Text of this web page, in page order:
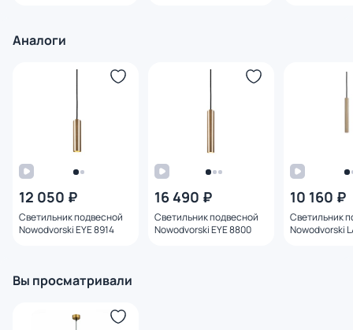
Аналоги
12 050 ₽
Светильник подвесной
Nowodvorski EYE 8914
16 490 ₽
Светильник подвесной
Nowodvorski EYE 8800
10 160 ₽
Светильник
Nowodvorski
Вы просматривали